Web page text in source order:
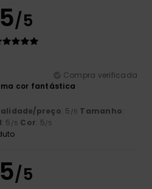
5/5
Compra verificada
cor fantástica
preço: 5 /5 Tamanho:
: 5 /5 Cor: 5/5
5/5